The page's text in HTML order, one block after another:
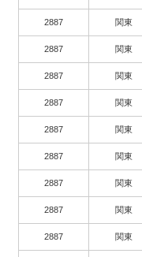
2887 関東
2887 関東
2887 関東
2887 関東
2887 関東
2887 関東
2887 関東
2887 関東
2887 関東